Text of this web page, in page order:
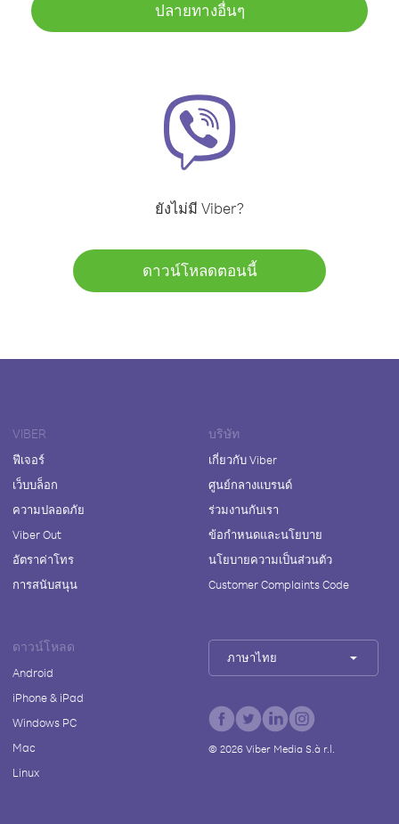
ปลายทางอื่นๆ
ยังไม่มี Viber?
ดาวน์โหลดตอนนี้
VIBER
ฟีเจอร์
เว็บบล็อก
ความปลอดภัย
Viber Out
อัตราค่าโทร
การสนับสนุน
บริษัท
เกี่ยวกับ Viber
ศูนย์กลางแบรนด์
ร่วมงานกับเรา
ข้อกำหนดและนโยบาย
นโยบายความเป็นส่วนตัว
Customer Complaints Code
ดาวน์โหลด
Android
iPhone & iPad
Windows PC
Mac
Linux
ภาษาไทย
© 2026Viber Media S.à r.l.